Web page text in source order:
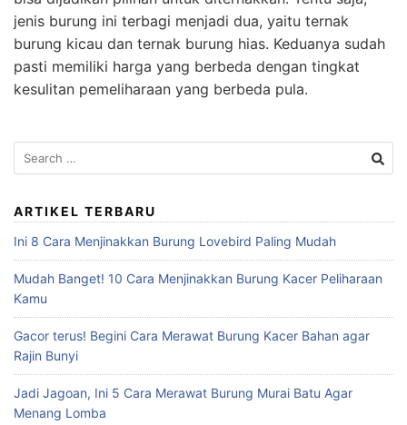
jenis burung ini terbagi menjadi dua, yaitu ternak
burung kicau dan ternak burung hias. Keduanya sudah
pasti memiliki harga yang berbeda dengan tingkat
kesulitan pemeliharaan yang berbeda pula.
Search
for:
ARTIKEL TERBARU
Ini 8 Cara Menjinakkan Burung Lovebird Paling Mudah
Mudah Banget! 10 Cara Menjinakkan Burung Kacer Peliharaan
Kamu
Gacor terus! Begini Cara Merawat Burung Kacer Bahan agar
Rajin Bunyi
Jadi Jagoan, Ini 5 Cara Merawat Burung Murai Batu Agar
Menang Lomba